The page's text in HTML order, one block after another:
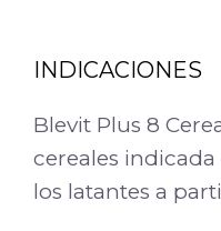
INDICACIONES
Blevit Plus 8
cereales
los latantes a